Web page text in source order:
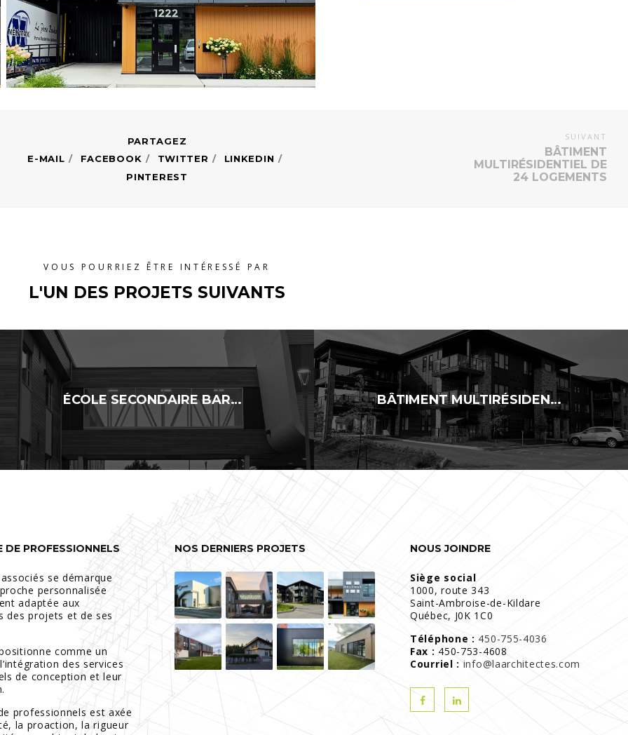
E-MAIL FACEBOOK TWITTER
LINKEDIN
PINTEREST
SUIVANT
BÂTIMENT
MULTIRÉSIDENTIEL DE
24 LOGEMENTS
VOUS POURRIEZ ÊTRE INTÉRESSÉ PAR
L'UN DES PROJETS SUIVANTS
ÉCOLE SECONDAIRE BARTHÉLEMY-JOLIETTE – AJOUT DE CLASSES MODULAIRES BÂTIMENT MULTIRÉSIDENTIEL DE 24 LOGEMENTS
DE PROFESSIONNELS
se démarque
personnalisée
adaptée aux
des projets et de ses
comme un
des services
de conception et leur
professionnels est axée
la proaction, la rigueur
NOS DERNIERS PROJETS NOUS JOINDRE
Siège social
1000, route 343
Saint-Ambroise-de-Kildare
Québec, J0K 1C0
Téléphone : 450-755-4036
Fax : 450-753-4608
Courriel : info@laarchitectes.com